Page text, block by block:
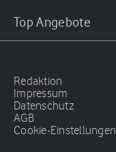
Top Angebote
Redaktion
Impressum
Datenschutz
AGB
Cookie-Einstellungen